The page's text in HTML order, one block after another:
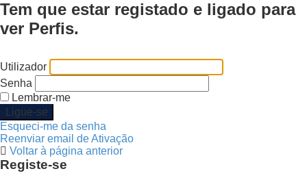
Tem que estar registado e ligado para
ver Perfis.
Utilizador
Senha
Lembrar-me
Esqueci-me da senha
Reenviar email de Ativação
Voltar à página anterior
Registe-se